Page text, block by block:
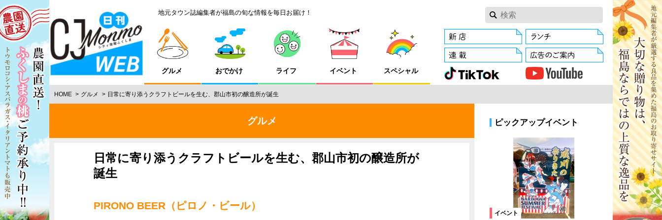
地元タウン誌編集者が福島の旬な情報を毎日お届け！
グルメ おでかけ ライフ イベント スペシャル
HOME グルメ 日常に寄り添うクラフトビールを生む、郡山市初の醸造所が誕生
グルメ
日常に寄り添うクラフトビールを生む、郡山市初の醸造所が
誕生
PIRONO BEER（ピロノ・ビール）
ピックアップイベント
イベント